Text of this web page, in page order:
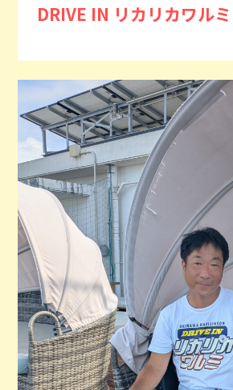
DRIVE IN リカリカワルミ